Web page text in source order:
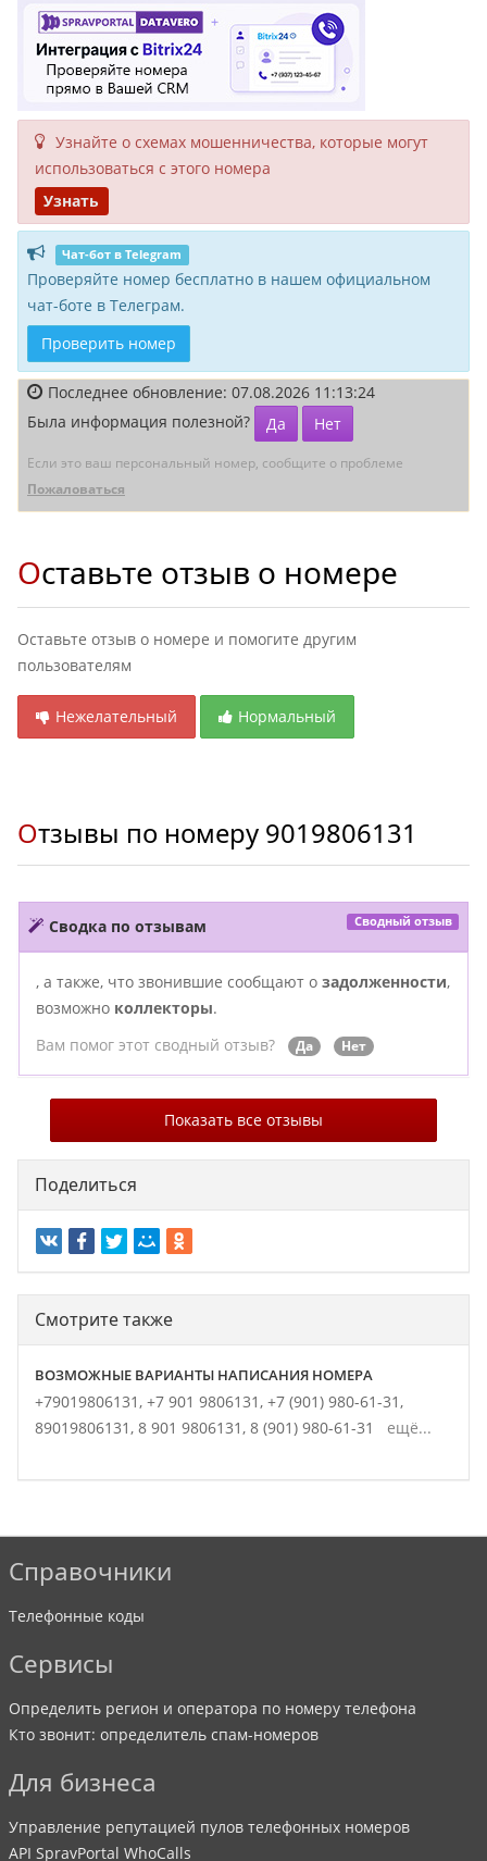
Узнайте о схемах мошенни­чества, кото­рые могут
исполь­зоваться с этого номера
Узнать
Чат-бот в Telegram
Проверяйте номер бесплатно в нашем официальном
чат-боте в Телеграм.
Проверить номер
Последнее обновление: 07.08.2026 11:13:24
Была информация полезной?
Да Нет
Если это ваш персональный номер, сообщите о проблеме
Пожаловаться
Оставьте отзыв о номере
Оставьте отзыв о номере и помогите другим
пользователям
Нежелательный Нормальный
Отзывы по номеру 9019806131
Сводка по отзывам Сводный отзыв
, а также, что звонившие сообщают о задолженности,
возможно коллекторы.
Вам помог этот сводный отзыв?
Да Нет
Показать все отзывы
Поделиться
Смотрите также
ВОЗМОЖНЫЕ ВАРИАНТЫ НАПИСАНИЯ НОМЕРА
+79019806131, +7 901 9806131, +7 (901) 980-61-31,
89019806131, 8 901 9806131, 8 (901) 980-61-31 ещё...
Справочники
Телефонные коды
Сервисы
Определить регион и оператора по номеру телефона
Кто звонит: определитель спам-номеров
Для бизнеса
Управление репутацией пулов телефонных номеров
API SpravPortal WhoCalls